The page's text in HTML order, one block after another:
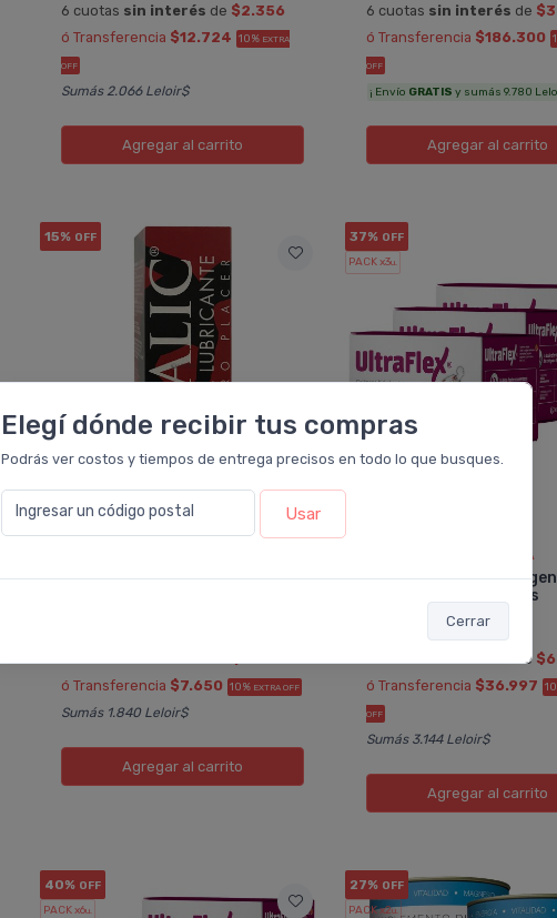
Elegí dónde recibir tus compras
Podrás ver costos y tiempos de entrega precisos en todo lo que busques.
Ingresar un código postal Usar
Cerrar
6 cuotas sin interés de $2.356
ó Transferencia $12.724 10% EXTRA
OFF
Sumás 2.066 Leloir$
Agregar al carrito
6 cuotas sin interés de
ó Transferencia $186.300
OFF
¡ Envío GRATIS y sumás 9.780
Agregar al carrito
15% OFF
Falic Gel Lubricante íntimo
6 cuotassin interésde$1.417
ó Transferencia $7.650 10% EXTRA OFF
Sumás 1.840 Leloir$
Agregar al carrito
37% OFF
PACK x3u.
TRB PHARMA
Pack 3 Ultraflex
Hidrolizado En Sobres
6 cuotassin interésde
ó Transferencia $36.997
OFF
Sumás 3.144 Leloir$
Agregar al carrito
40% OFF
PACK x6u.
27% OFF
PACK x2u.